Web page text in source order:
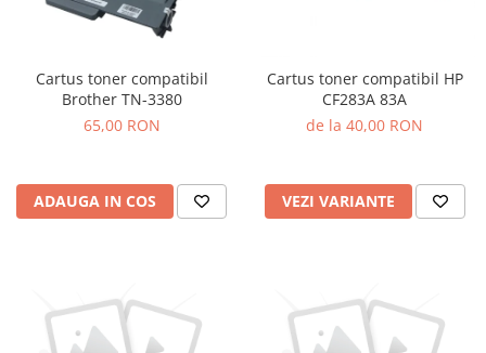
Cartus toner compatibil
Brother TN-3380
65,00 RON
ADAUGA IN COS
Cartus toner compatibil HP
CF283A 83A
de la 40,00 RON
VEZI VARIANTE